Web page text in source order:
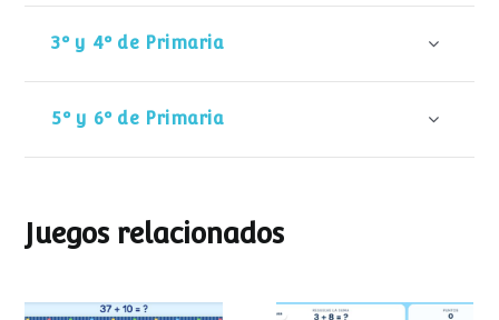
3º y 4º de Primaria
5º y 6º de Primaria
Juegos relacionados